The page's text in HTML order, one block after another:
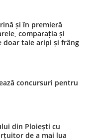
și în premieră
comparația și
taie aripi și frâng
concursuri pentru
din Ploiești cu
de a mai lua